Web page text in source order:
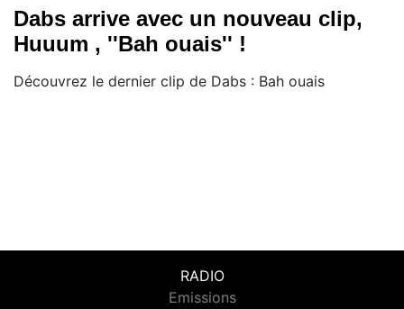
Dabs arrive avec un nouveau clip,
Huuum , ''Bah ouais'' !
Découvrez le dernier clip de Dabs : Bah ouais
RADIO
Emissions